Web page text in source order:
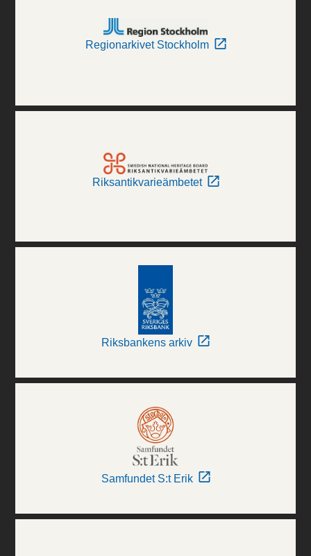
Regionarkivet Stockholm
Riksantikvarieämbetet
Riksbankens arkiv
Samfundet S:t Erik